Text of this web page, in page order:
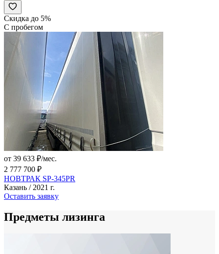
Скидка до 5%
С пробегом
от 39 633 ₽/мес.
2 777 700 ₽
НОВТРАК SP-345PR
Казань / 2021 г.
Оставить заявку
Предметы лизинга